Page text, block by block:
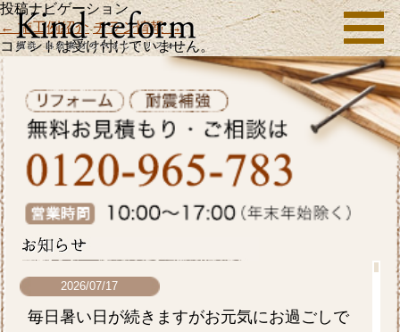
投稿ナビゲーション
←施工例紹介 チラシ情報→
コメントは受け付けていません。
2026/07/17
毎日暑い日が続きますがお元気にお過ごしで